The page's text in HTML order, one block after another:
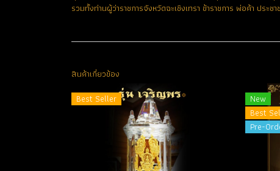
รวมทั้งท่านผู้ว่าราชการจังหวัดฉะเชิงเทรา ข้าราชการ พ่อค้า ประช
สินค้าเกี่ยวข้อง
Best Seller
New
Best
Pre-